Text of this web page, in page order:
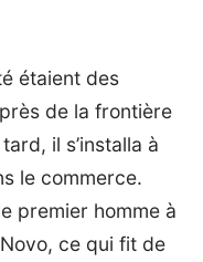
étaient des
de la frontière
il s’installa à
le commerce.
premier homme à
ce qui fit de